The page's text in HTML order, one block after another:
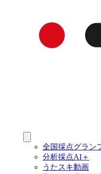
全国採点グラン
分析採点AI＋
うたスキ動画